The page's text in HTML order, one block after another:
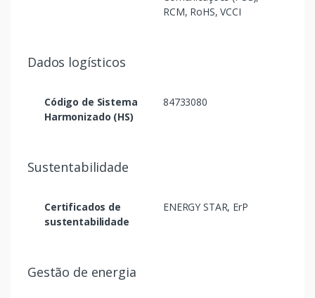
RCM, RoHS, VCCI
Dados logísticos
Código de Sistema
Harmonizado (HS)
84733080
Sustentabilidade
Certificados de
sustentabilidade
ENERGY STAR, ErP
Gestão de energia